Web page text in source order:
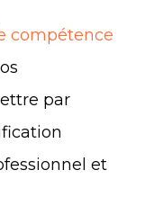
compétence
par
et